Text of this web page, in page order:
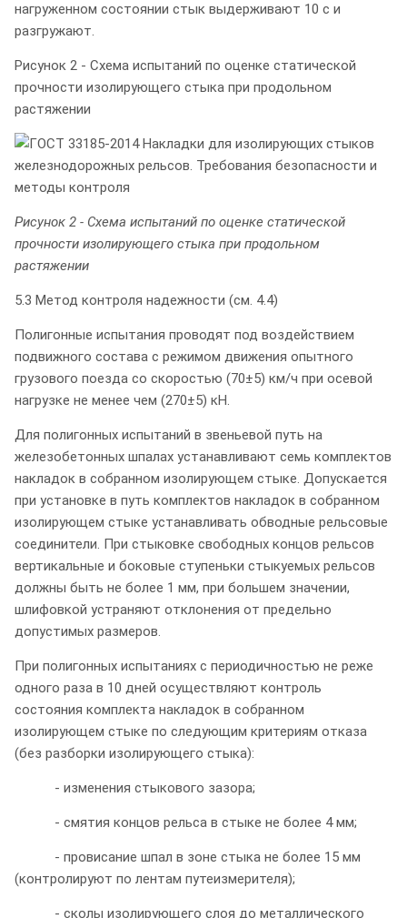
нагруженном состоянии стык выдерживают 10 с и
разгружают.
Рисунок 2 - Схема испытаний по оценке статической
прочности изолирующего стыка при продольном
растяжении
Рисунок 2 - Схема испытаний по оценке статической
прочности изолирующего стыка при продольном
растяжении
5.3 Метод контроля надежности (см. 4.4)
Полигонные испытания проводят под воздействием
подвижного состава с режимом движения опытного
грузового поезда со скоростью (70±5) км/ч при осевой
нагрузке не менее чем (270±5) кН.
Для полигонных испытаний в звеньевой путь на
железобетонных шпалах устанавливают семь комплектов
накладок в собранном изолирующем стыке. Допускается
при установке в путь комплектов накладок в собранном
изолирующем стыке устанавливать обводные рельсовые
соединители. При стыковке свободных концов рельсов
вертикальные и боковые ступеньки стыкуемых рельсов
должны быть не более 1 мм, при большем значении,
шлифовкой устраняют отклонения от предельно
допустимых размеров.
При полигонных испытаниях с периодичностью не реже
одного раза в 10 дней осуществляют контроль
состояния комплекта накладок в собранном
изолирующем стыке по следующим критериям отказа
(без разборки изолирующего стыка):
- изменения стыкового зазора;
- смятия концов рельса в стыке не более 4 мм;
- провисание шпал в зоне стыка не более 15 мм
(контролируют по лентам путеизмерителя);
- сколы изолирующего слоя до металлического